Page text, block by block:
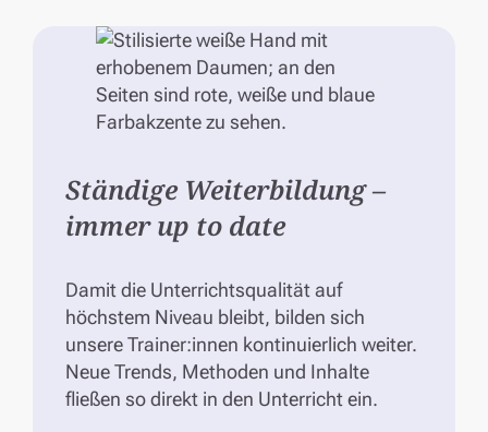
Ständige Weiterbildung –
immer up to date
Damit die Unterrichtsqualität auf
höchstem Niveau bleibt, bilden sich
unsere Trainer:innen kontinuierlich weiter.
Neue Trends, Methoden und Inhalte
fließen so direkt in den Unterricht ein.